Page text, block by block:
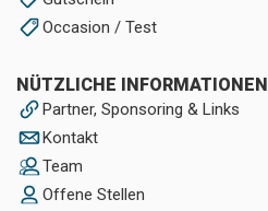
Occasion / Test
NÜTZLICHE INFORMATIONEN
Partner, Sponsoring & Links
Kontakt
Team
Offene Stellen